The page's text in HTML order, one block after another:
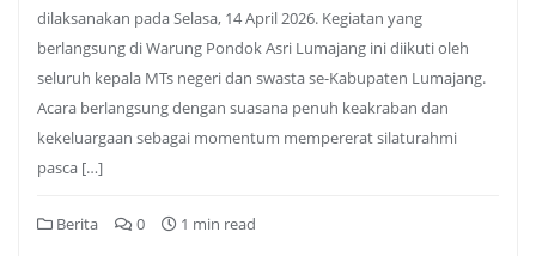
dilaksanakan pada Selasa, 14 April 2026. Kegiatan yang
berlangsung di Warung Pondok Asri Lumajang ini diikuti oleh
seluruh kepala MTs negeri dan swasta se-Kabupaten Lumajang.
Acara berlangsung dengan suasana penuh keakraban dan
kekeluargaan sebagai momentum mempererat silaturahmi
pasca […]
Berita 0 1 min read